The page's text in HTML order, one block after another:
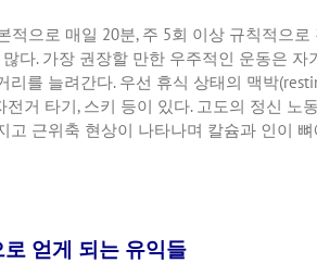
적으로 매일 20분, 주 5회 이상 규칙적으
다. 가장 권장할 만한 우주적인 운동은
리를 늘려간다. 우선 휴식 상태의 맥박
전거 타기, 스키 등이 있다. 고도의 정신 노
고 근위축 현상이 나타나며 칼슘과 인이
얻게 되는 유익들